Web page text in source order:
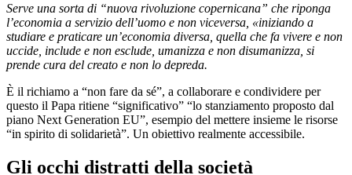
Serve una sorta di “nuova rivoluzione copernicana” che riponga
l’economia a servizio dell’uomo e non viceversa, «iniziando a
studiare e praticare un’economia diversa, quella che fa vivere e non
uccide, include e non esclude, umanizza e non disumanizza, si
prende cura del creato e non lo depreda.
È il richiamo a “non fare da sé”, a collaborare e condividere per
questo il Papa ritiene “significativo” “lo stanziamento proposto dal
piano Next Generation EU”, esempio del mettere insieme le risorse
“in spirito di solidarietà”. Un obiettivo realmente accessibile.
Gli occhi distratti della società